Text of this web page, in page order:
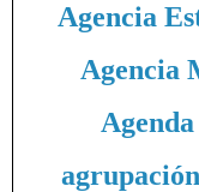
Agencia
Agencia